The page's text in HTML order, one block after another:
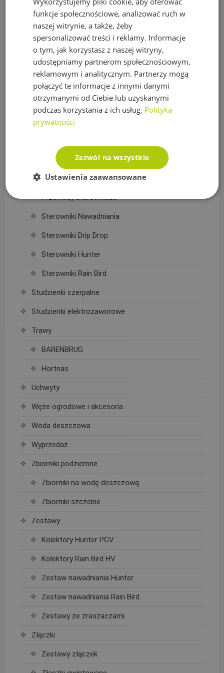
Sterowniki i akcesoria do pomp
Regulatory ciśnienia
Rury PE
Siatki na krety, Akcesoria
Akcesoria do siatek
Siatka na krety
Sterowanie nawadnianiem
Elektrozawory
Moduły WIFI
Przewody sterownicze
Sterowniki Nawadniania
Sterowniki Drip Drop
Sterowniki Hunter
Sterowniki Rain Bird
Studzienki czerpalne
Studzienki elektrozaworowe
Trawy
BARENBRUG
Hortnas
Uchwyty
Węże ogrodowe i akcesoria
Woda deszczowa
Wyprzedaż
Zbiorniki podziemne
Zbiorniki na wodę deszczową
Zbiorniki szczelne
Zestawy
Kolektory Hunter PGV
Kolektory Rain Bird HV
Zestaw nawadniania Hunter
Zestaw nawadniania Rain Bird
Zestawy ze zraszaczami
Złączki
Zestawy złączek
funkcje społecznościowe, analizować ruch w
naszej witrynie, a także, żeby
spersonalizować treści i reklamy. Informacje
o tym, jak korzystasz z naszej witryny,
udostępniamy partnerom społecznościowym,
reklamowym i analitycznym. Partnerzy mogą
połączyć te informacje z innymi danymi
otrzymanymi od Ciebie lub uzyskanymi
podczas korzystania z ich usług. Polityka
prywatności
Zezwól na wszystkie
Ustawienia zaawansowane